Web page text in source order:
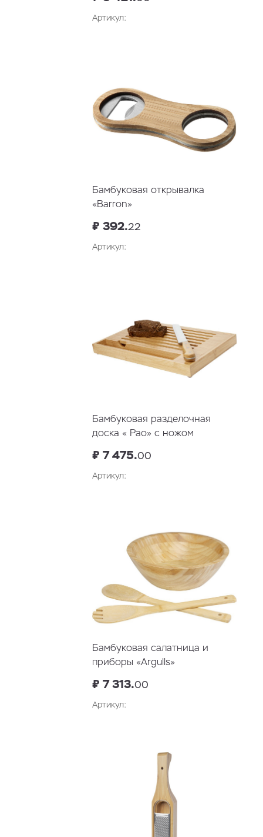
Артикул:
Бамбуковая открывалка
«Barron»
₽ 392.22
Артикул:
Бамбуковая разделочная
доска « Pao» с ножом
₽ 7 475.00
Артикул:
Бамбуковая салатница и
приборы «Argulls»
₽ 7 313.00
Артикул: